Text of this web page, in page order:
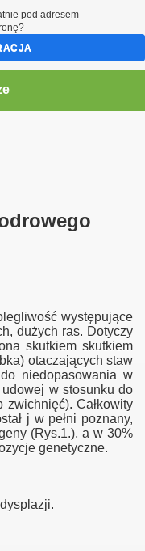
występujące
dużych ras. Dotyczy
skutkiem skutkiem
otaczających staw
niedopasowania w
w stosunku do
Całkowity
j w pełni poznany,
(Rys.1.), a w 30%
genetyczne.
pod adresem